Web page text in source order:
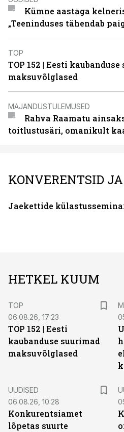
Kümne aastaga
„Teeninduses tähendab
TOP
TOP 152 | Eesti
maksuvõlglased
MAJANDUSTULEMUSED
Rahva Raamatu
toitlustusäri, omanikult
KONVERENTSID
Jaekettide
HETKEL KUUM
TOP
06.08.26, 17:23
TOP 152 | Eesti
kaubanduse suurimad
maksuvõlglased
UUDISED
06.08.26, 10:28
Konkurentsiamet
lõpetas suurte